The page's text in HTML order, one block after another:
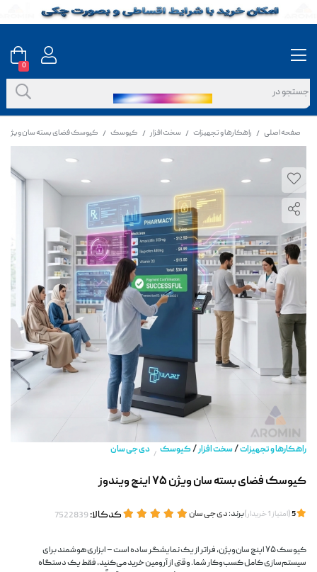
صفحه اصلی / راهکارها و تجهیزات / سخت افزار / کیوسک / کیوسک فضای بسته سان ویژن ۷۵ اینچ ویندوز
راهکارها و تجهیزات/سخت افزار/کیوسک / دی جی سان
کیوسک فضای بسته سان ویژن ۷۵ اینچ ویندوز
(امتیاز1خریدار)برند:دی جی سان کدکالا:
کیوسک ۷۵ اینچ سان‌ویژن، فراتر از یک نمایشگر ساده است – ابزاری هوشمند برای
سیستم‌سازی کامل کسب‌وکار شما. وقتی از آرومین خرید می‌کنید، فقط یک دستگاه
0